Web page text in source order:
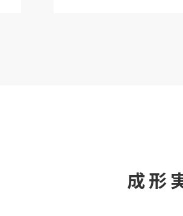
成形